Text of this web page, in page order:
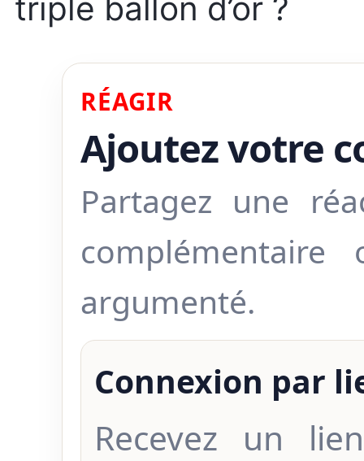
triple ballon d’or ?
RÉAGIR
Ajoutez votre
Partagez une
argumenté.
Connexion par
Recevez un